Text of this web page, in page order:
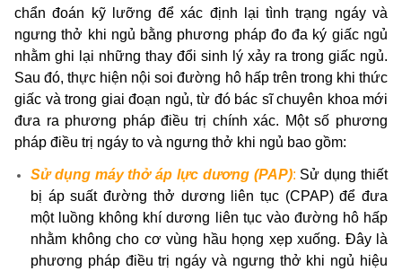
chẩn đoán kỹ lưỡng để xác định lại tình trạng ngáy và
ngưng thở khi ngủ bằng phương pháp đo đa ký giấc ngủ
nhằm ghi lại những thay đổi sinh lý xảy ra trong giấc ngủ.
Sau đó, thực hiện nội soi đường hô hấp trên trong khi thức
giấc và trong giai đoạn ngủ, từ đó bác sĩ chuyên khoa mới
đưa ra phương pháp điều trị chính xác. Một số phương
pháp điều trị ngáy to và ngưng thở khi ngủ bao gồm:
Sử dụng máy thở áp lực dương (PAP): Sử dụng thiết
bị áp suất đường thở dương liên tục (CPAP) để đưa
một luồng không khí dương liên tục vào đường hô hấp
nhằm không cho cơ vùng hầu họng xẹp xuống. Đây là
phương pháp điều trị ngáy và ngưng thở khi ngủ hiệu